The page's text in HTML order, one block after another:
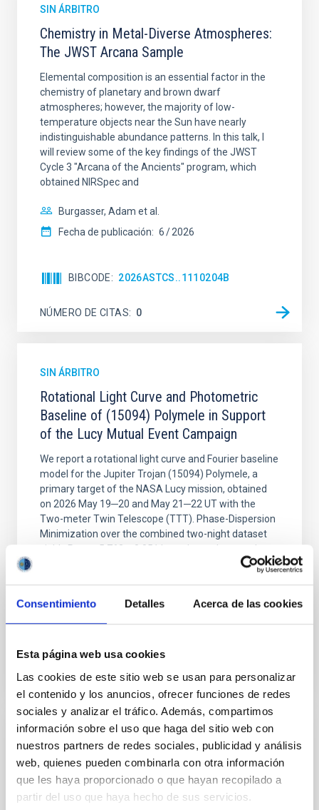
Consentimiento Detalles Acerca de las cookies
Esta página web usa cookies
Las cookies de este sitio web se usan para personalizar
el contenido y los anuncios, ofrecer funciones de redes
sociales y analizar el tráfico. Además, compartimos
información sobre el uso que haga del sitio web con
nuestros partners de redes sociales, publicidad y análisis
web, quienes pueden combinarla con otra información
que les haya proporcionado o que hayan recopilado a
partir del uso que haya hecho de sus servicios.
SIN ÁRBITRO
Chemistry in Metal-Diverse Atmospheres:
The JWST Arcana Sample
Elemental composition is an essential factor in the
chemistry of planetary and brown dwarf
atmospheres; however, the majority of low-
temperature objects near the Sun have nearly
indistinguishable abundance patterns. In this talk, I
will review some of the key findings of the JWST
Cycle 3 "Arcana of the Ancients" program, which
obtained NIRSpec and
Burgasser, Adam et al.
Fecha de publicación: 6 2026
BIBCODE 2026ASTCS..1110204B
NÚMERO DE CITAS 0
SIN ÁRBITRO
Rotational Light Curve and Photometric
Baseline of (15094) Polymele in Support
of the Lucy Mutual Event Campaign
We report a rotational light curve and Fourier baseline
model for the Jupiter Trojan (15094) Polymele, a
primary target of the NASA Lucy mission, obtained
on 2026 May 19─20 and May 21─22 UT with the
Two-meter Twin Telescope (TTT). Phase-Dispersion
Minimization over the combined two-night dataset
yields P rot = 5.762 ± 0.051 hr and a peak-to-peak
Fecha de publicación:
NÚMERO DE CITAS 0
The impact of Active Galactic Nuclei on
Habitable Worlds